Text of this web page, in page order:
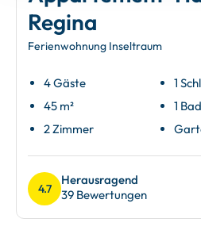
Regina
Ferienwohnung Inseltraum
4 Gäste
45 m²
2 Zimmer
1
1
4.7
Herausragend
39 Bewertungen